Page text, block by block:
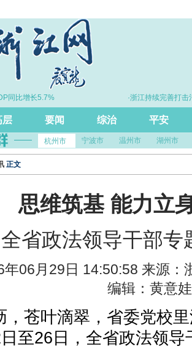
5.7% ·浙江持续完善打击治理电诈
层 要闻 综治 平安
杭州市 宁波市 温州市 湖州市
正文
思维筑基 能力立
全省政法领导干部专
年06月29日 14:50:58 来源
编辑：黄意
，苍叶滴翠，省委党校
至26日，全省政法领导